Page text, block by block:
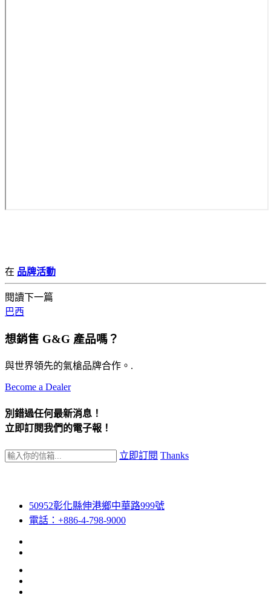
在 品牌活動
閱讀下一篇
巴西
想銷售 G&G 產品嗎？
與世界領先的氣槍品牌合作。.
Become a Dealer
別錯過任何最新消息！
立即訂閱我們的電子報！
立即訂閱 Thanks
50952彰化縣伸港鄉中華路999號
電話：+886-4-798-9000